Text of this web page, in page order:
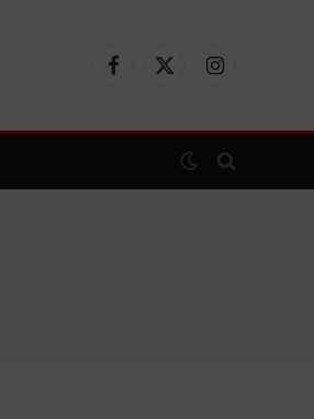
Facebook
X
Instagram